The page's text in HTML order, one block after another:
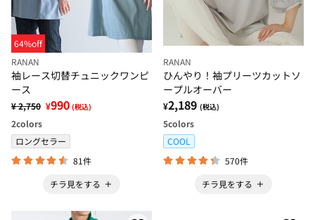
64%off
RANAN
袖レース切替チュニックワンピ
ース
¥ 2,750 ¥990 (税込)
2colors
ロングセラー
81件
チラ見をする
RANAN
ひんやり！袖プリーツカットソ
ープルオーバー
¥2,189 (税込)
5colors
COOL
570件
チラ見をする